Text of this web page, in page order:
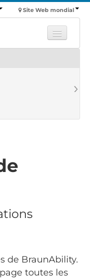
Site Web mondial
de BraunAbility.
toutes les